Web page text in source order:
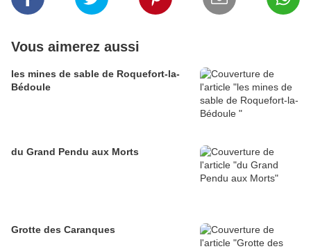
Vous aimerez aussi
les mines de sable de Roquefort-la-
Bédoule
du Grand Pendu aux Morts
Grotte des Caranques